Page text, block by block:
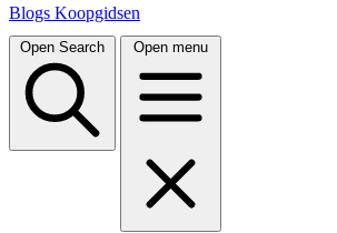
Blogs Koopgidsen
Open Search Open menu